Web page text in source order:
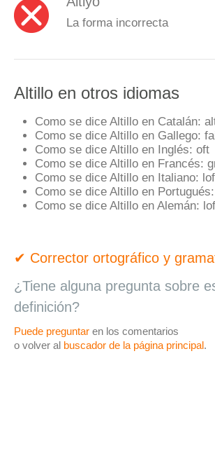
La forma incorrecta
Altillo en otros idiomas
Como se dice Altillo en Catalán:
Como se dice Altillo en Gallego:
Como se dice Altillo en Inglés: oft
Como se dice Altillo en Francés:
Como se dice Altillo en Italiano:
Como se dice Altillo en Portugués:
Como se dice Altillo en Alemán:
✔ Corrector ortográfico y
¿Tiene alguna pregunta sobre
definición?
Puede preguntar en los comentarios
o volver al buscador de la página principal.